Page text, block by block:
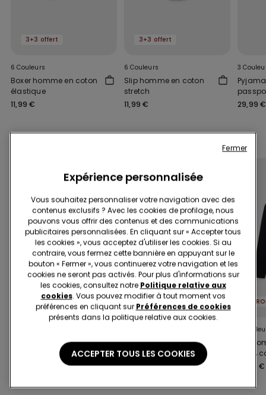
3+3 offert
6 Couleurs
Boxer homme en coton
élastique
11,99 €
3+3 offert
6 Couleurs
Slip homme en coton
stretch
11,99 €
3
29,99 €
Compléter la promotion3X€29.99
Débardeur homme
PROMO 3X€29.99
Pull homme col rond
100 % coton
14,99 €
5
Pull
100 %
14,99 €
Expérience personnalisée
Vous souhaitez personnaliser votre navigation avec des
contenus exclusifs ? Avec les cookies de profilage, nous
pouvons vous offrir des contenus et des communications
publicitaires personnalisées. En cliquant sur « Accepter tous
les cookies », vous acceptez d'utiliser les cookies. Si au
contraire, vous fermez cette bannière en appuyant sur le
bouton « Fermer », vous continuerez votre navigation et les
cookies ne seront pas activés. Pour plus d'informations sur
les cookies, consultez notre Politique relative aux
cookies. Vous pouvez modifier à tout moment vos
préférences en cliquant sur Préférences de cookies
présents dans la politique relative aux cookies.
ACCEPTER TOUS LES COOKIES
Fermer